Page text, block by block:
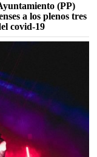
(PP)
a los plenos tres
covid-19